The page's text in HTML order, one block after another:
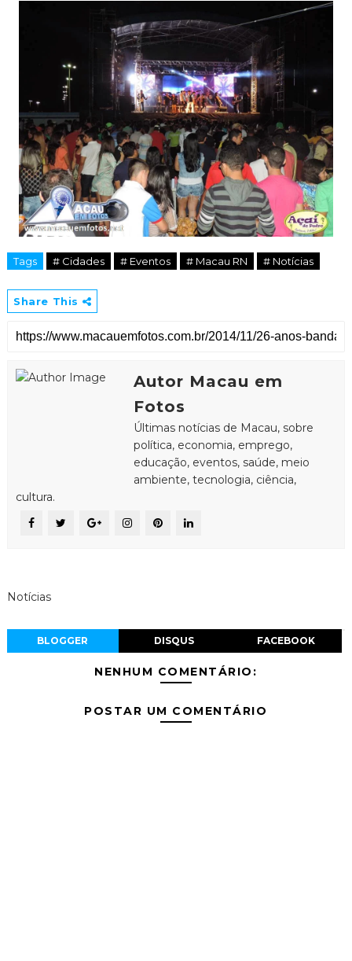
Tags # Cidades # Eventos # Macau RN # Notícias
Share This
Autor Macau em
Fotos
Últimas notícias de Macau, sobre
política, economia, emprego,
educação, eventos, saúde, meio
ambiente, tecnologia, ciência,
cultura.
Notícias
BLOGGER DISQUS FACEBOOK
NENHUM COMENTÁRIO:
POSTAR UM COMENTÁRIO